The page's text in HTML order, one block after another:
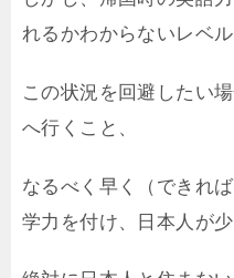
れるかわからないレベ
この状況を回避したい
へ行くこと、
なるべく早く（できれ
学力を付け、日本人が